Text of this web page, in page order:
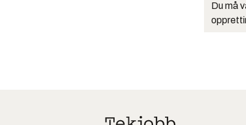
Du må